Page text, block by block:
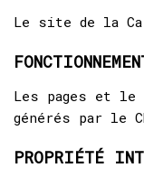
Le site de la
Les pages et le
générés par le
PROPRIÉTÉ